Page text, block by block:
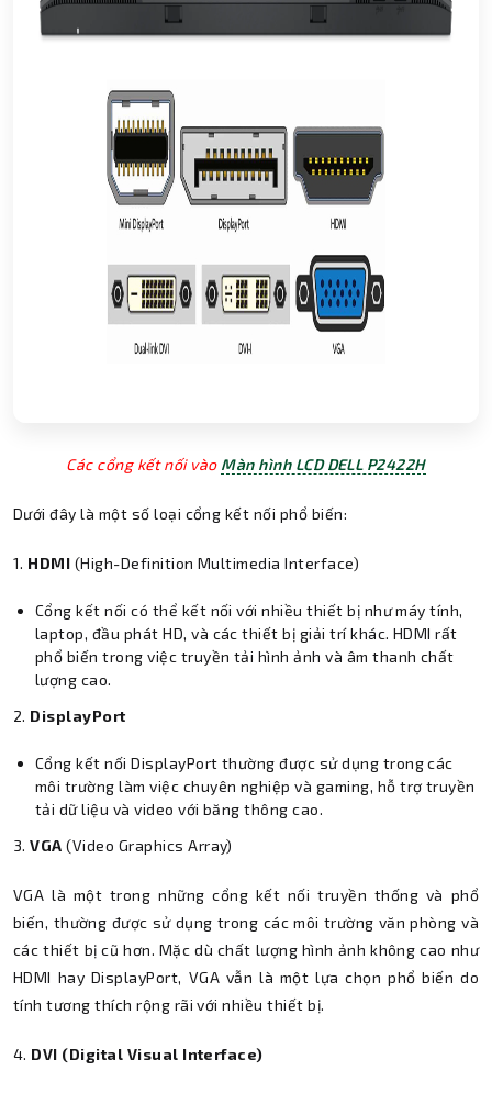
Các cổng kết nối vào Màn hình LCD DELL P2422H
Dưới đây là một số loại cổng kết nối phổ biến:
1. HDMI (High-Definition Multimedia Interface)
Cổng kết nối có thể kết nối với nhiều thiết bị như máy tính,
laptop, đầu phát HD, và các thiết bị giải trí khác. HDMI rất
phổ biến trong việc truyền tải hình ảnh và âm thanh chất
lượng cao.
2. DisplayPort
Cổng kết nối DisplayPort thường được sử dụng trong các
môi trường làm việc chuyên nghiệp và gaming, hỗ trợ truyền
tải dữ liệu và video với băng thông cao.
3.VGA (Video Graphics Array)
VGA là một trong những cổng kết nối truyền thống và phổ
biến, thường được sử dụng trong các môi trường văn phòng và
các thiết bị cũ hơn. Mặc dù chất lượng hình ảnh không cao như
HDMI hay DisplayPort, VGA vẫn là một lựa chọn phổ biến do
tính tương thích rộng rãi với nhiều thiết bị.
4. DVI (Digital Visual Interface)